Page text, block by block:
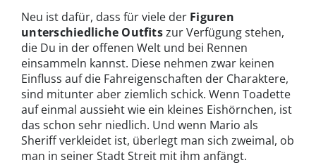
Neu ist dafür, dass für viele der Figuren
unterschiedliche Outfitszur Verfügung stehen,
die Du in der offenen Welt und bei Rennen
einsammeln kannst. Diese nehmen zwar keinen
Einfluss auf die Fahreigenschaften der Charaktere,
sind mitunter aber ziemlich schick. Wenn Toadette
auf einmal aussieht wie ein kleines Eishörnchen, ist
das schon sehr niedlich. Und wenn Mario als
Sheriff verkleidet ist, überlegt man sich zweimal, ob
man in seiner Stadt Streit mit ihm anfängt.